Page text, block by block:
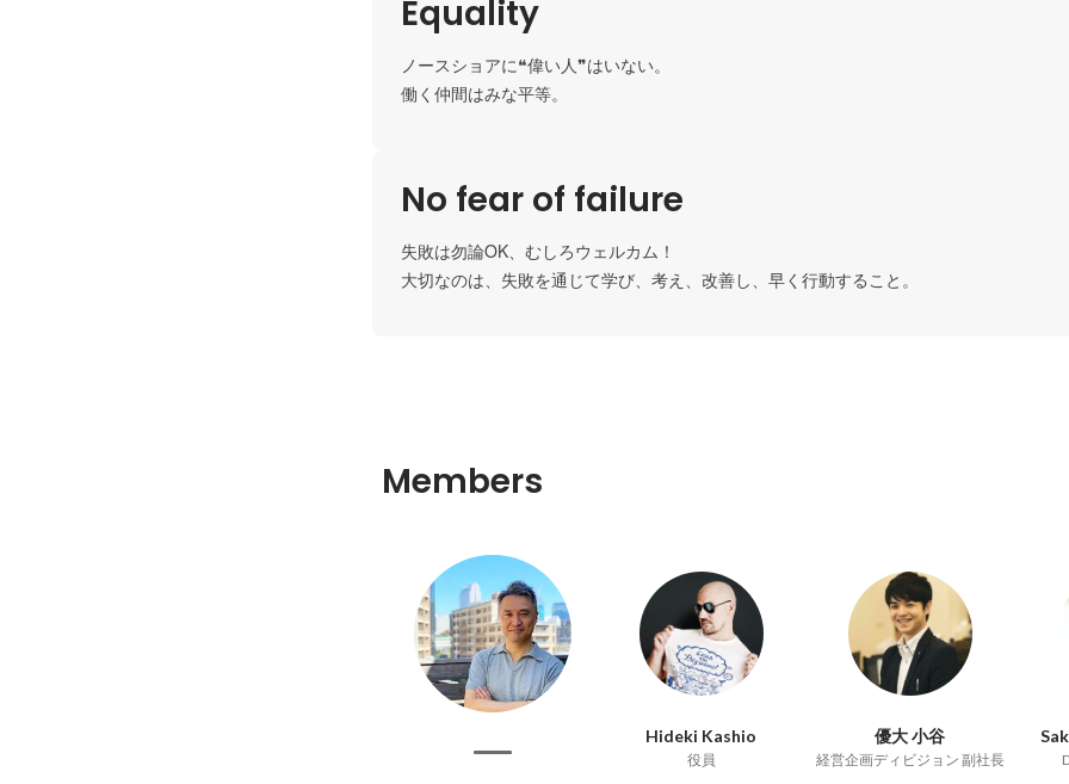
Equality
ノースショアに❝偉い人❞はいない。
働く仲間はみな平等。
No fear of failure
失敗は勿論OK、むしろウェルカム！
大切なのは、失敗を通じて学び、考え、改善し、早く行動すること。
Members
Hideki Kashio
役員
優大 小谷
経営企画ディビジョン 副社長